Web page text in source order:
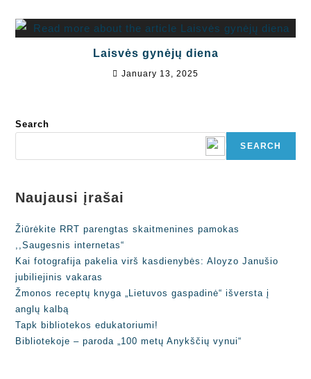
Laisvės gynėjų diena
January 13, 2025
Search
SEARCH
Naujausi įrašai
Žiūrėkite RRT parengtas skaitmenines pamokas
,,Saugesnis internetas“
Kai fotografija pakelia virš kasdienybės: Aloyzo Janušio
jubiliejinis vakaras
Žmonos receptų knyga „Lietuvos gaspadinė“ išversta į
anglų kalbą
Tapk bibliotekos edukatoriumi!
Bibliotekoje – paroda „100 metų Anykščių vynui“